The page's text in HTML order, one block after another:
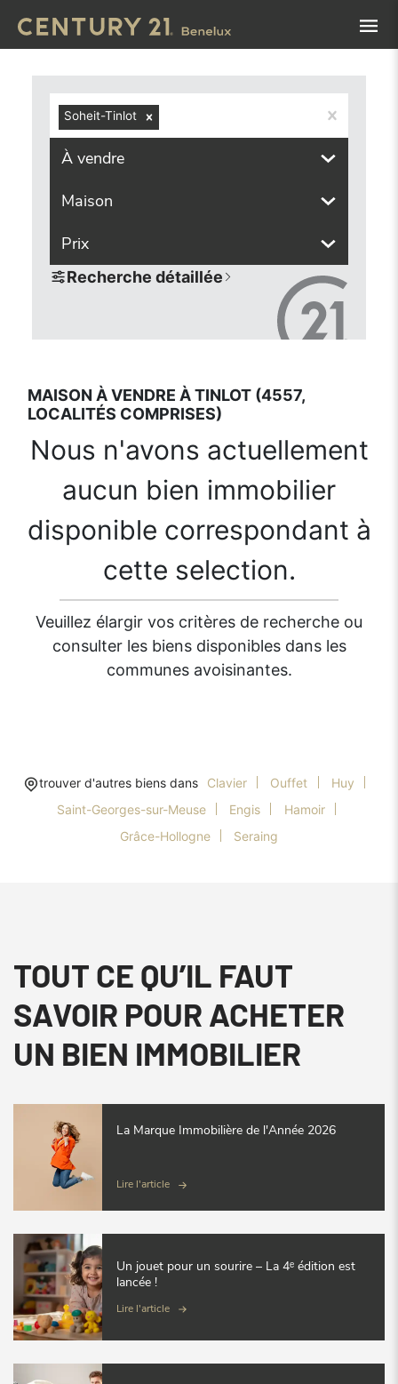
Soheit-Tinlot
À vendre
Maison
Prix
Recherche détaillée
MAISON À VENDRE À TINLOT (4557,
LOCALITÉS COMPRISES)
Nous n'avons actuellement
aucun bien immobilier
disponible correspondant à
cette selection.
Veuillez élargir vos critères de recherche ou
consulter les biens disponibles dans les
communes avoisinantes.
trouver d'autres biens dans Clavier Ouffet
Huy
Saint-Georges-sur-Meuse
Engis
Hamoir
Grâce-Hollogne
Seraing
TOUT CE QU’IL FAUT
SAVOIR POUR ACHETER
UN BIEN IMMOBILIER
La Marque Immobilière de l'Année 2026
Lire l'article
Un jouet pour un sourire – La 4ᵉ édition est
lancée !
Lire l'article